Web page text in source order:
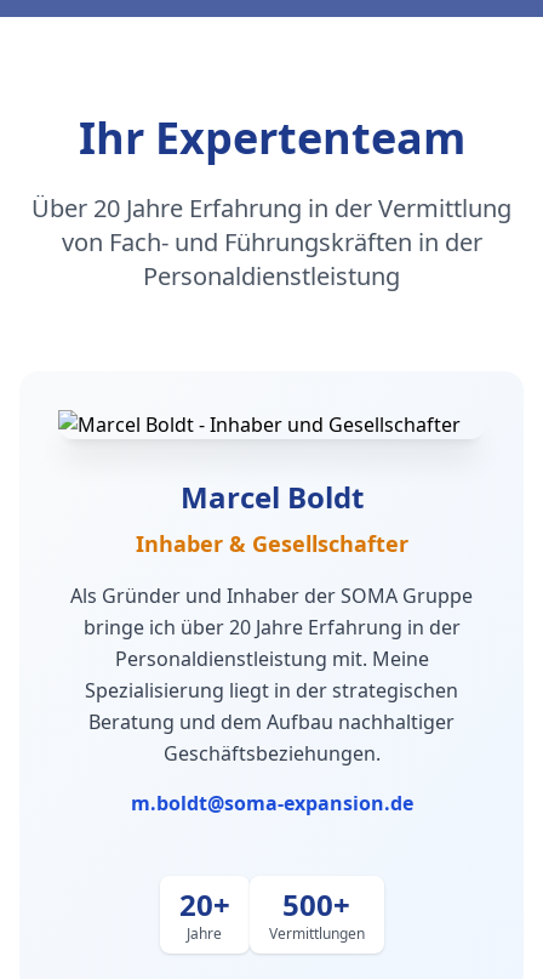
Ihr Expertenteam
Über 20 Jahre Erfahrung in der Vermittlung
von Fach- und Führungskräften in der
Personaldienstleistung
Marcel Boldt
Inhaber & Gesellschafter
Als Gründer und Inhaber der SOMA Gruppe
bringe ich über 20 Jahre Erfahrung in der
Personaldienstleistung mit. Meine
Spezialisierung liegt in der strategischen
Beratung und dem Aufbau nachhaltiger
Geschäftsbeziehungen.
m.boldt@soma-expansion.de
20+
Jahre
500+
Vermittlungen